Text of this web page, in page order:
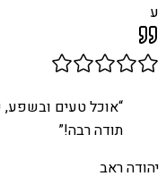
ע
“אוכל טעים ובשפע,
תודה רבה!”
יהודה ראב